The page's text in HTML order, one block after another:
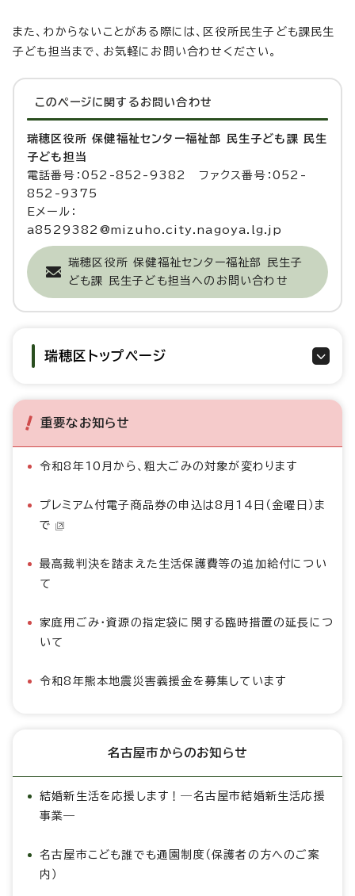
また、わからないことがある際には、区役所民生子ども課民生
子ども担当まで、お気軽にお問い合わせください。
このページに関する お問い合わせ
瑞穂区役所 保健福祉センター福祉部 民生子ども課 民生
子ども担当
電話番号：052-852-9382 ファクス番号：052-
852-9375
Eメール：
a8529382@mizuho.city.nagoya.lg.jp
瑞穂区役所 保健福祉センター福祉部 民生子
ども課 民生子ども担当へのお問い合わせ
瑞穂区トップページ
重要なお知らせ
令和8年10月から、粗大ごみの対象が変わります
プレミアム付電子商品券の申込は8月14日（金曜日）ま
で
最高裁判決を踏まえた生活保護費等の追加給付につい
て
家庭用ごみ・資源の指定袋に関する臨時措置の延長につ
いて
令和8年熊本地震災害義援金を募集しています
名古屋市からのお知らせ
結婚新生活を応援します！―名古屋市結婚新生活応援
事業―
名古屋市こども誰でも通園制度（保護者の方へのご案
内）